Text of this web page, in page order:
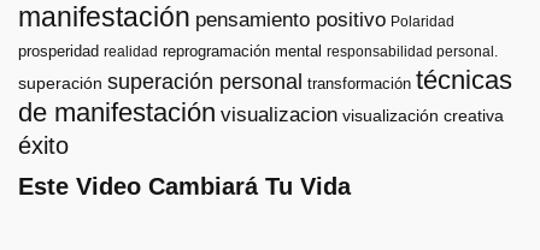
manifestación pensamiento positivo Polaridad
prosperidad realidad reprogramación mental responsabilidad personal.
superación superación personal transformación técnicas
de manifestación visualizacion visualización creativa
éxito
Este Video Cambiará Tu Vida